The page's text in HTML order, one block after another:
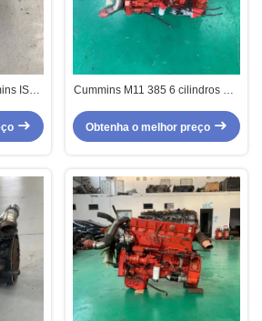
ISF
Cummins M11 385 6 cilindros EFI
HP
Obtenha o melhor preço